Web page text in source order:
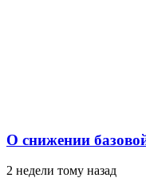
О снижении
2 недели тому назад